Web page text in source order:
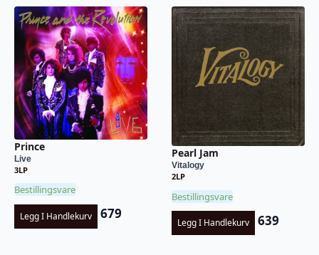
Prince
Live
3LP
Bestillingsvare
Legg I Handlekurv 679
Pearl Jam
Vitalogy
2LP
Bestillingsvare
Legg I Handlekurv 639